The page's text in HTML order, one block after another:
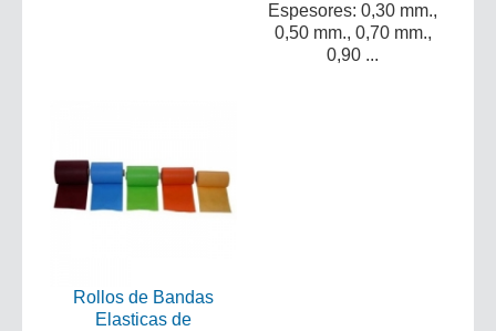
Espesores: 0,30 mm.,
0,50 mm., 0,70 mm.,
0,90 ...
Rollos de Bandas
Elasticas de